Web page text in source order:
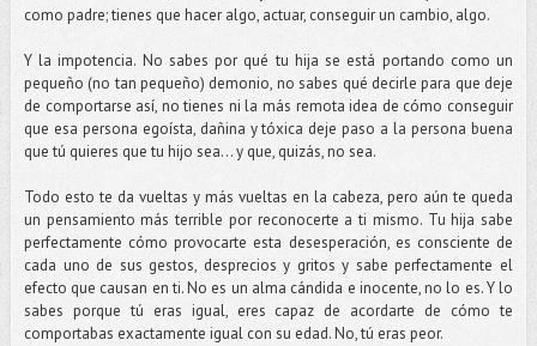
como padre; tienes que hacer algo, actuar, conseguir un cambio, algo.
Y la impotencia. No sabes por qué tu hija se está portando como un
pequeño (no tan pequeño) demonio, no sabes qué decirle para que deje
de comportarse así, no tienes ni la más remota idea de cómo conseguir
que esa persona egoísta, dañina y tóxica deje paso a la persona buena
que tú quieres que tu hijo sea... y que, quizás, no sea.
Todo esto te da vueltas y más vueltas en la cabeza, pero aún te queda
un pensamiento más terrible por reconocerte a ti mismo. Tu hija sabe
perfectamente cómo provocarte esta desesperación, es consciente de
cada uno de sus gestos, desprecios y gritos y sabe perfectamente el
efecto que causan en ti. No es un alma cándida e inocente, no lo es. Y lo
sabes porque tú eras igual, eres capaz de acordarte de cómo te
comportabas exactamente igual con su edad. No, tú eras peor.